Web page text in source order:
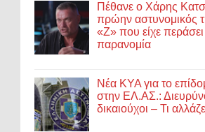
Πέθανε ο Χάρης
πρώην αστυνομικός
«Ζ» που είχε
παρανομία
Νέα ΚΥΑ για το
στην ΕΛ.ΑΣ.:
δικαιούχοι – Τι